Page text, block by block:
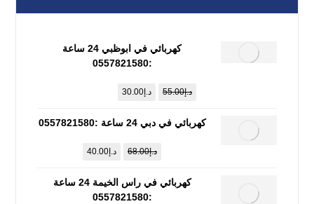
كهربائي في ابوظبي 24 ساعة
:0557821580
د.إ55.00 د.إ 30.00
كهربائي في دبي 24 ساعة :0557821580
د.إ68.00 د.إ 40.00
كهربائي في راس الخيمة 24 ساعة
:0557821580